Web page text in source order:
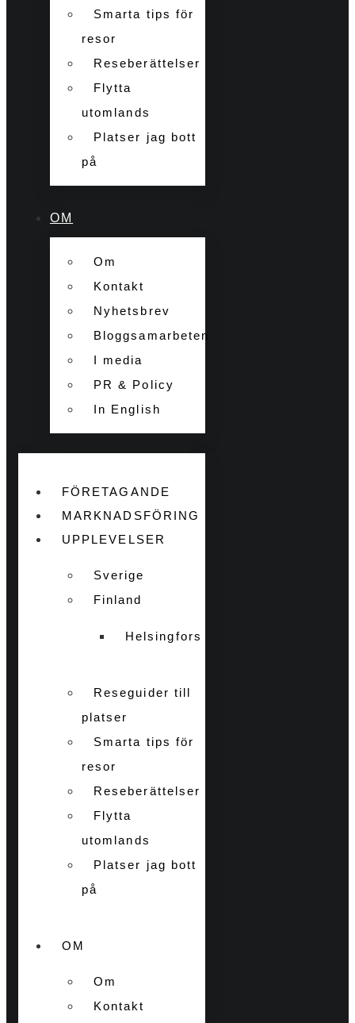
Smarta tips för
resor
Reseberättelser
Flytta
utomlands
Platser jag bott
på
OM
Om
Kontakt
Nyhetsbrev
Bloggsamarbeten
I media
PR & Policy
In English
FÖRETAGANDE
MARKNADSFÖRING
UPPLEVELSER
Sverige
Finland
Helsingfors
Reseguider till
platser
Smarta tips för
resor
Reseberättelser
Flytta
utomlands
Platser jag bott
på
OM
Om
Kontakt